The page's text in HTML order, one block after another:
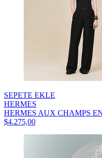
SEPETE EKLE
HERMES
HERMES AUX CHAMPS
$4.275,00